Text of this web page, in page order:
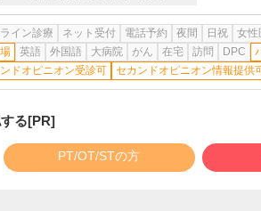
イン診療 ネット受付 電話予約 夜間 日祝 女性
英語 外国語 大病院 がん 在宅 訪問 DPC
ドオピニオン受診可
セカンドオピニオン情報提供
る[PR]
PT/OT/STの方